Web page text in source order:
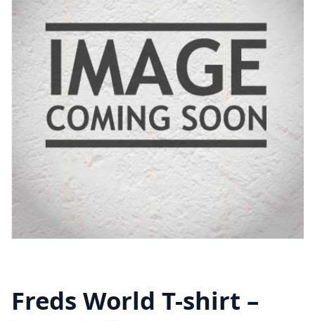
Freds World T-shirt –